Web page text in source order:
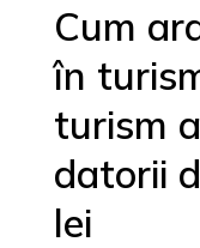
Cum
în
turism
datorii
lei